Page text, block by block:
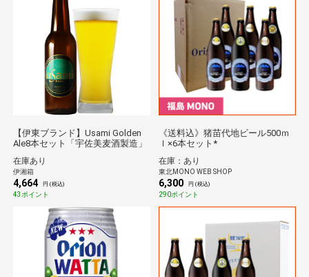
【伊東ブランド】Usami Golden
Ale8本セット「宇佐美麦酒製造」
在庫あり
伊湘箱
4,664 円 (税込)
43ポイント
《送料込》猪苗代地ビール500ｍ
ｌ×6本セット*
在庫：あり
東北MONO WEB SHOP
6,300 円 (税込)
290ポイント